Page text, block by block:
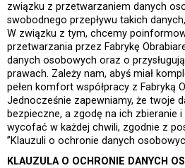
związku z przetwarzaniem danych
swobodnego przepływu takich
W związku z tym, chcemy
przetwarzania przez Fabrykę
danych osobowych oraz o
prawach. Zależy nam, abyś miał
pełen komfort współpracy z Fabryką
Jednocześnie zapewniamy, że twoje
bezpieczne, a zgodę na ich zbieranie
wycofać w każdej chwili, zgodnie z
”Klauzuli o ochronie danych
KLAUZULA O OCHRONIE DANYCH